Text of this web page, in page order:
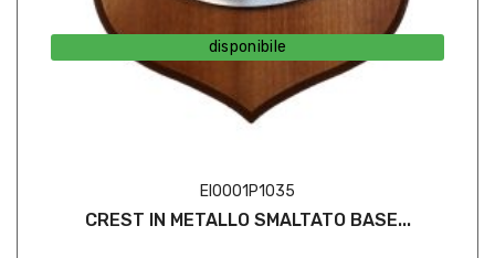
disponibile
EI0001P1035
CREST IN METALLO SMALTATO BASE...